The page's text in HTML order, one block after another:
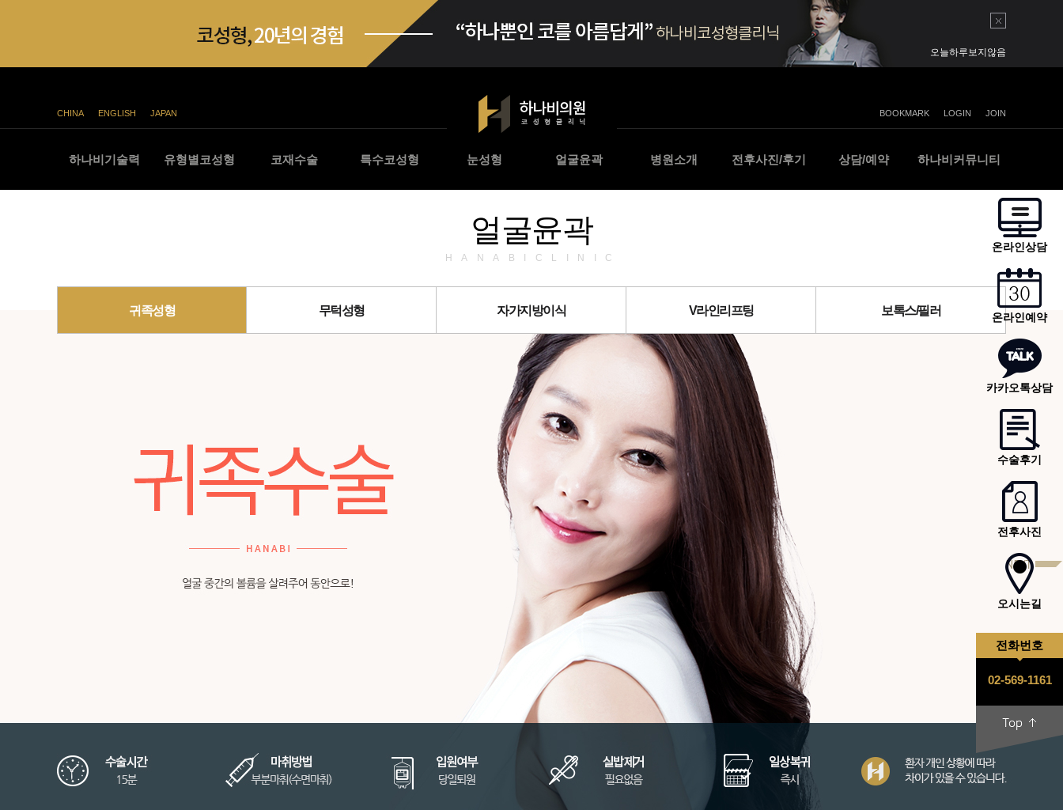
오늘하루보지않음
하나비기술력 유형별코성형 코재수술 특수코성형 눈성형 얼굴윤곽 병원소개 전후사진/후기 상담/예약 하나비커뮤니티
CHINA ENGLISH JAPAN BOOKMARK LOGIN JOIN
얼굴윤곽
HANABICLINIC
귀족성형 무턱성형 자가지방이식 V라인리프팅 보톡스/필러
온라인상담
온라인예약
카카오톡상담
수술후기
전후사진
오시는길
전화번호
02-569-1161
온라
수술 및 치료
no
9 재수
8 코재
7
6 비용
5
4
3
2
온라
온라인으로
카카
카카오톡으
수술
하나비 고객
no
9 코성
8
24
7
6 본원
5
4
3
2
전후
하나비 고객
no
2
1
오시
9호선 신논